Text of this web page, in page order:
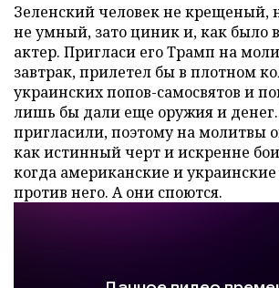
Зеленский человек не крещеный,
не умный, зато циник и, как было
актер. Пригласи его Трамп на
завтрак, прилетел бы в плотном
украинских попов-самосвятов и
лишь бы дали еще оружия и денег.
пригласили, поэтому на молитвы
как истинный черт и искренне
когда американские и
против него. А они споются.